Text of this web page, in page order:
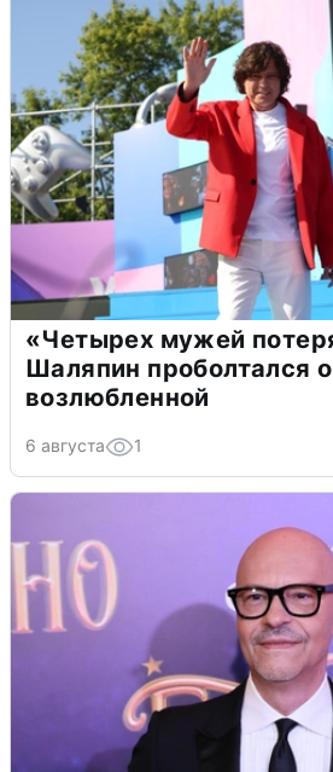
«Четырех мужей
Шаляпин проболтался
возлюбленной
6 августа 1